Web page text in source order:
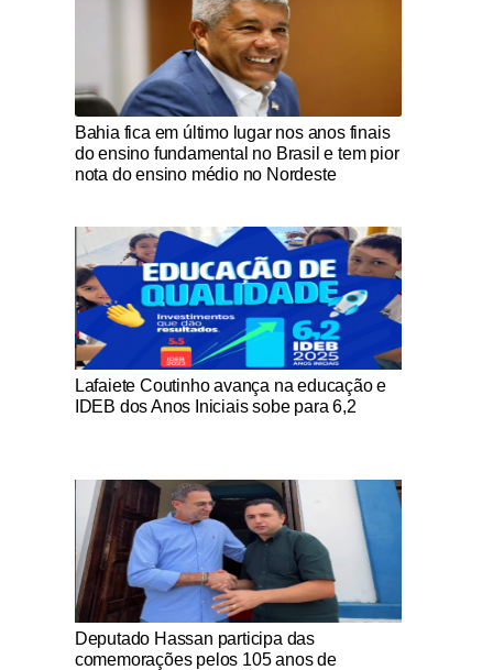
Notícias Católicas
Bahia fica em último lugar nos anos finais
do ensino fundamental no Brasil e tem pior
nota do ensino médio no Nordeste
Notícias Católicas
Lafaiete Coutinho avança na educação e
IDEB dos Anos Iniciais sobe para 6,2
Notícias Católicas
Deputado Hassan participa das
comemorações pelos 105 anos de